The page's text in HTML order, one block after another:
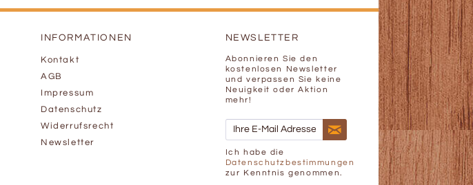
INFORMATIONEN
Kontakt
AGB
Impressum
Datenschutz
Widerrufsrecht
Newsletter
NEWSLETTER
Abonnieren Sie den
kostenlosen Newsletter
und verpassen Sie keine
Neuigkeit oder Aktion
mehr!
Ich habe die
Datenschutzbestimmungen
zur Kenntnis genommen.